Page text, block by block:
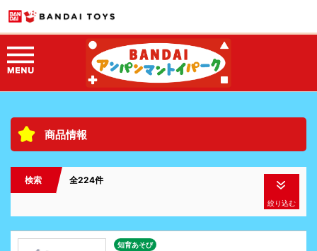
商品情報
検索 全224件
絞り込む
知育あそび